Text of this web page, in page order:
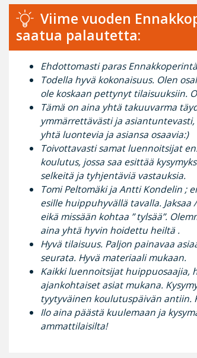
Viime vuoden
saatua palautetta:
Ehdottomasti paras
Todella hyvä kokonaisuus. Olen
ole koskaan pettynyt tilaisuuksiin.
Tämä on aina yhtä takuuvarma
ymmärrettävästi ja
yhtä luontevia ja asiansa osaavia:)
Toivottavasti samat luennoitsijat
koulutus, jossa saa esittää
selkeitä ja tyhjentäviä vastauksia.
Tomi Peltomäki ja Antti Kondelin ;
esille huippuhyvällä tavalla.
eikä missään kohtaa ” tylsää”.
aina yhtä hyvin hoidettu heiltä .
Hyvä tilaisuus. Paljon painavaa
seurata. Hyvä materiaali mukaan.
Kaikki luennoitsijat huippuosaajia,
ajankohtaiset asiat mukana.
tyytyväinen koulutuspäivän antiin.
Ilo aina päästä kuulemaan ja
ammattilaisilta!